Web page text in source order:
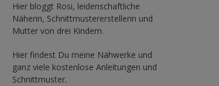
Hier bloggt Rosi, leidenschaftliche
Näherin, Schnittmustererstellerin und
Mutter von drei Kindern.
Hier findest Du meine Nähwerke und
ganz viele kostenlose Anleitungen und
Schnittmuster.